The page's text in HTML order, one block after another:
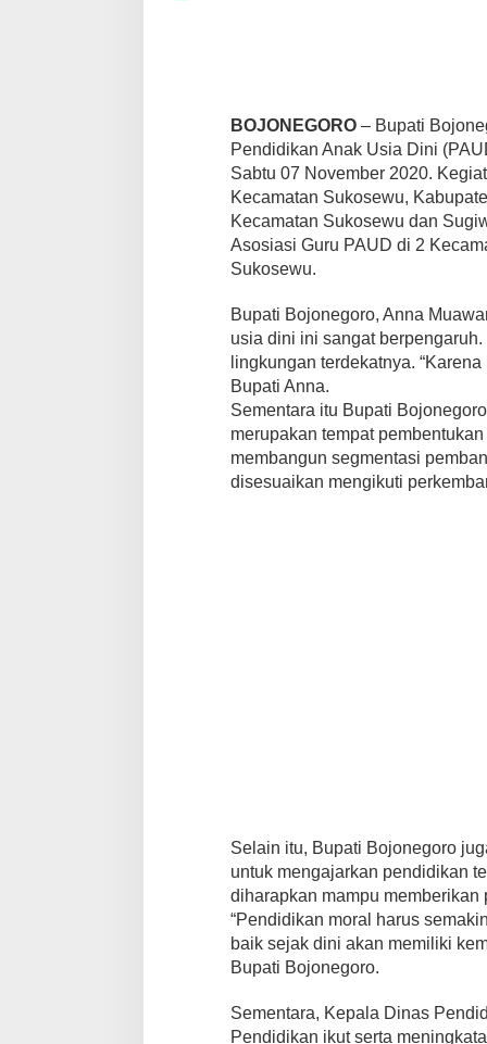
i
n
i
(
P
U
D
)
BOJONEGORO – Bupati
Pendidikan Anak Usia Dini
Sabtu 07 November 2020.
Kecamatan Sukosewu,
Kecamatan Sukosewu dan
Asosiasi Guru PAUD di 2
Sukosewu.
Bupati Bojonegoro, Anna
usia dini ini sangat
lingkungan terdekatnya.
Bupati Anna.
Sementara itu Bupati
merupakan tempat
membangun segmentasi
disesuaikan mengikuti
Selain itu, Bupati Bojonegoro
untuk mengajarkan pendidikan
diharapkan mampu
“Pendidikan moral harus
baik sejak dini akan memiliki
Bupati Bojonegoro.
Sementara, Kepala Dinas
Pendidikan ikut serta